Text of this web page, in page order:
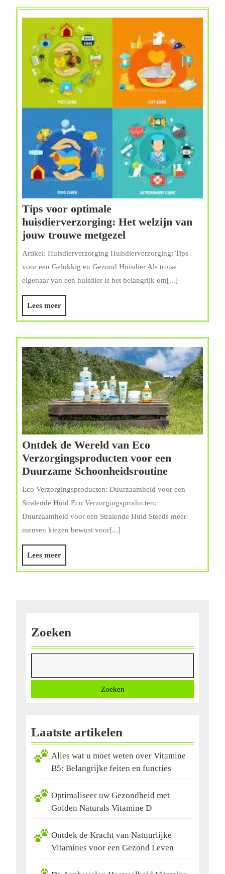
Tips voor optimale
huisdierverzorging: Het welzijn van
jouw trouwe metgezel
voor
optimale
huisdierverzorging:
Het
jouw
trouwe
metgezel
Artikel: Huisdierverzorging Huisdierverzorging: Tips
voor een Gelukkig en Gezond Huisdier Als trotse
eigenaar van een huisdier is het belangrijk om[...]
Lees meerLees
meer
Ontdek de Wereld van Eco
Verzorgingsproducten voor een
Duurzame SchoonheidsroutineOntdek
Eco
Duurzame
Eco Verzorgingsproducten: Duurzaamheid voor een
Stralende Huid Eco Verzorgingsproducten:
Duurzaamheid voor een Stralende Huid Steeds meer
mensen kiezen bewust voor[...]
Lees meerLees
meer
Zoeken
Zoeken
Laatste artikelen
Alles wat u moet weten over Vitamine
B5: Belangrijke feiten en functies
Optimaliseer uw Gezondheid met
Golden Naturals Vitamine D
Ontdek de Kracht van Natuurlijke
Vitamines voor een Gezond Leven